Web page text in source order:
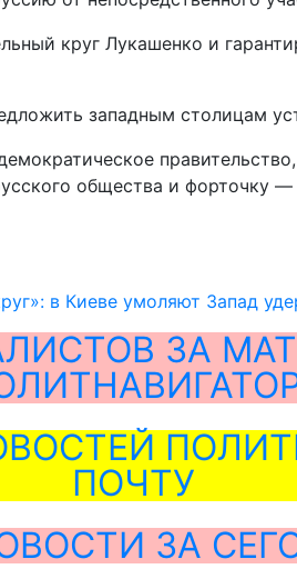
круг Лукашенко и
западным столицам
общества и форточку
в Киеве умоляют Запад
ЗА
ПОЧТУ
ЗА